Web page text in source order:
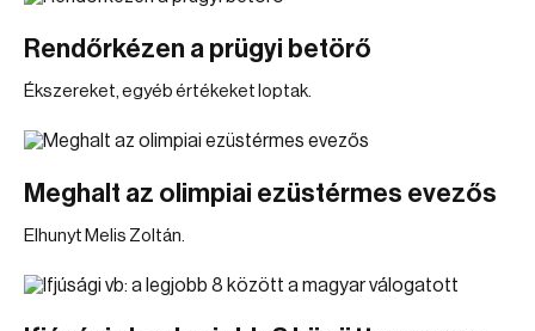
Rendőrkézen a prügyi betörő
Ékszereket, egyéb értékeket loptak.
Meghalt az olimpiai ezüstérmes evezős
Elhunyt Melis Zoltán.